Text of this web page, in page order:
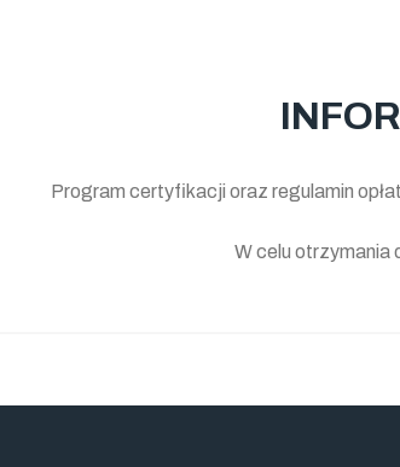
Program certyfikacji oraz regulamin
W celu otrzymania